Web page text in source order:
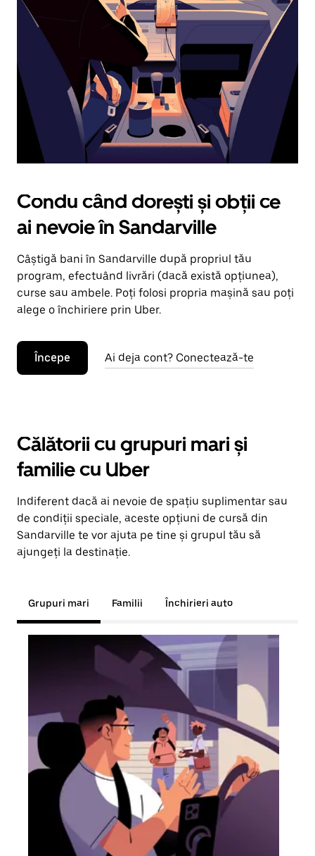
în
jos.
Închide
calendarul
apăsând
pe
butonul
Escape.
Condu când dorești și obții ce
ai nevoie în Sandarville
Câștigă bani în Sandarville după propriul tău
program, efectuând livrări (dacă există opțiunea),
curse sau ambele. Poți folosi propria mașină sau poți
alege o închiriere prin Uber.
Începe Ai deja cont? Conectează-te
Călătorii cu grupuri mari și
familie cu Uber
Indiferent dacă ai nevoie de spațiu suplimentar sau
de condiții speciale, aceste opțiuni de cursă din
Sandarville te vor ajuta pe tine și grupul tău să
ajungeți la destinație.
Grupuri mari Familii Închirieri auto